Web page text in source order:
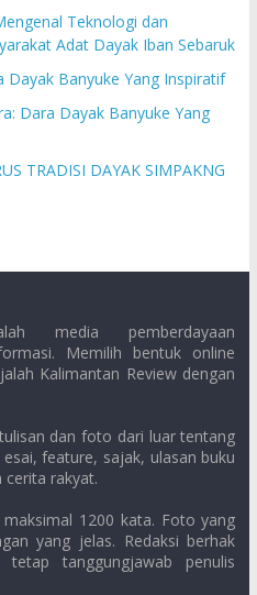
Teknologi dan
Adat Dayak Iban Sebaruk
Dayak Banyuke Yang Inspiratif
Dara Dayak Banyuke Yang
TRADISI DAYAK SIMPAKNG
media pemberdayaan
Memilih bentuk online
Kalimantan Review dengan
dan foto dari luar tentang
feature, sajak, ulasan buku
rakyat.
1200 kata. Foto yang
yang jelas. Redaksi berhak
tanggungjawab penulis